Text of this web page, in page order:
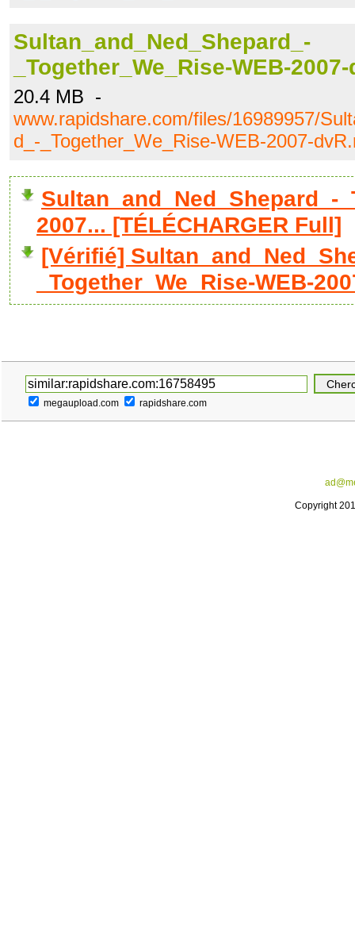
Sultan_and_Ned_Shepard_-
_Together_We_Rise-WEB-
20.4 MB -
www.rapidshare.com/files/16989957/
d_-_Together_We_Rise-WEB-2007-
Sultan_and_Ned_Shepard_-
2007... [TÉLÉCHARGER Full]
[Vérifié]
_Together_We_Rise-WEB-
megaupload.com rapidshare.com
Copyright